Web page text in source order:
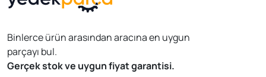
Binlerce ürün arasından aracına en uygun
parçayı bul.
Gerçek stok ve uygun fiyat garantisi.